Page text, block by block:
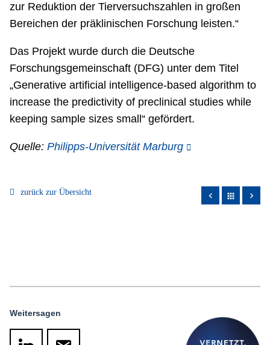
zur Reduktion der Tierversuchszahlen in großen
Bereichen der präklinischen Forschung leisten.“
Das Projekt wurde durch die Deutsche
Forschungsgemeinschaft (DFG) unter dem Titel
„Generative artificial intelligence-based algorithm to
increase the predictivity of preclinical studies while
keeping sample sizes small“ gefördert.
Quelle: Philipps-Universität Marburg
zurück zur Übersicht apps
Weitersagen